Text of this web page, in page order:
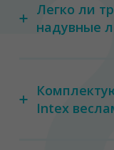
Легко ли
надувные
Intex